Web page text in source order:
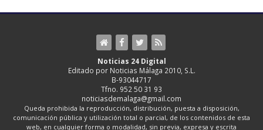
Noticias 24 Digital
Editado por Noticias Málaga 2010, S.L.
B-93044717
Tfno. 952 50 31 93
noticiasdemalaga@gmail.com
Queda prohibida la reproducción, distribución, puesta a disposición,
comunicación pública y utilización total o parcial, de los contenidos de esta
web, en cualquier forma o modalidad, sin previa, expresa y escrita